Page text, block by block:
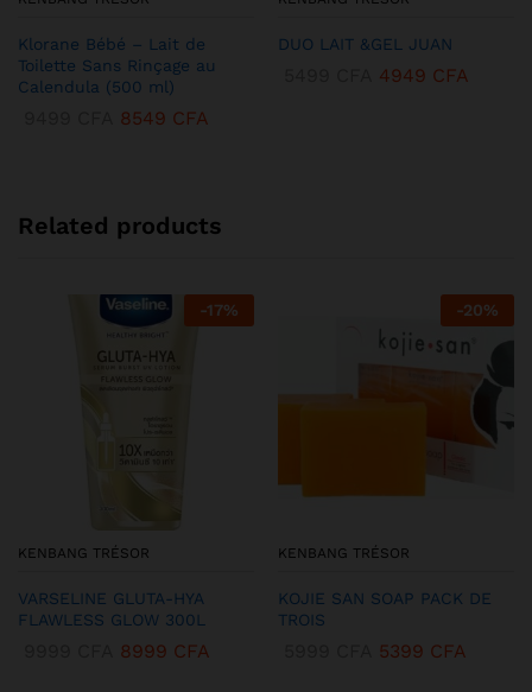
Klorane Bébé – Lait de
Toilette Sans Rinçage au
Calendula (500 ml)
8549 CFA
DUO LAIT &GEL JUAN
4949 CFA
Related products
-17%
KENBANG TRÉSOR
VARSELINE GLUTA-HYA
FLAWLESS GLOW 300L
8999 CFA
-20%
KENBANG TRÉSOR
KOJIE SAN SOAP PACK DE
TROIS
5399 CFA